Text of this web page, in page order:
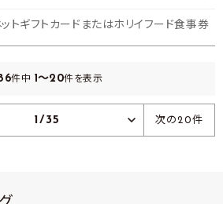
ットギフトカードまたはホリイフード食事券
件中 1～20件を表示
1/35 次の20件